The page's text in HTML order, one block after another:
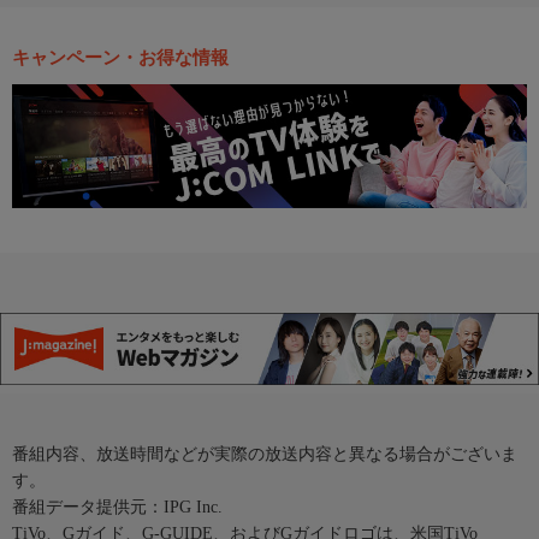
キャンペーン・お得な情報
番組内容、放送時間などが実際の放送内容と異なる場合がございま
す。
番組データ提供元：IPG Inc.
TiVo、Gガイド、G-GUIDE、およびGガイドロゴは、米国TiVo